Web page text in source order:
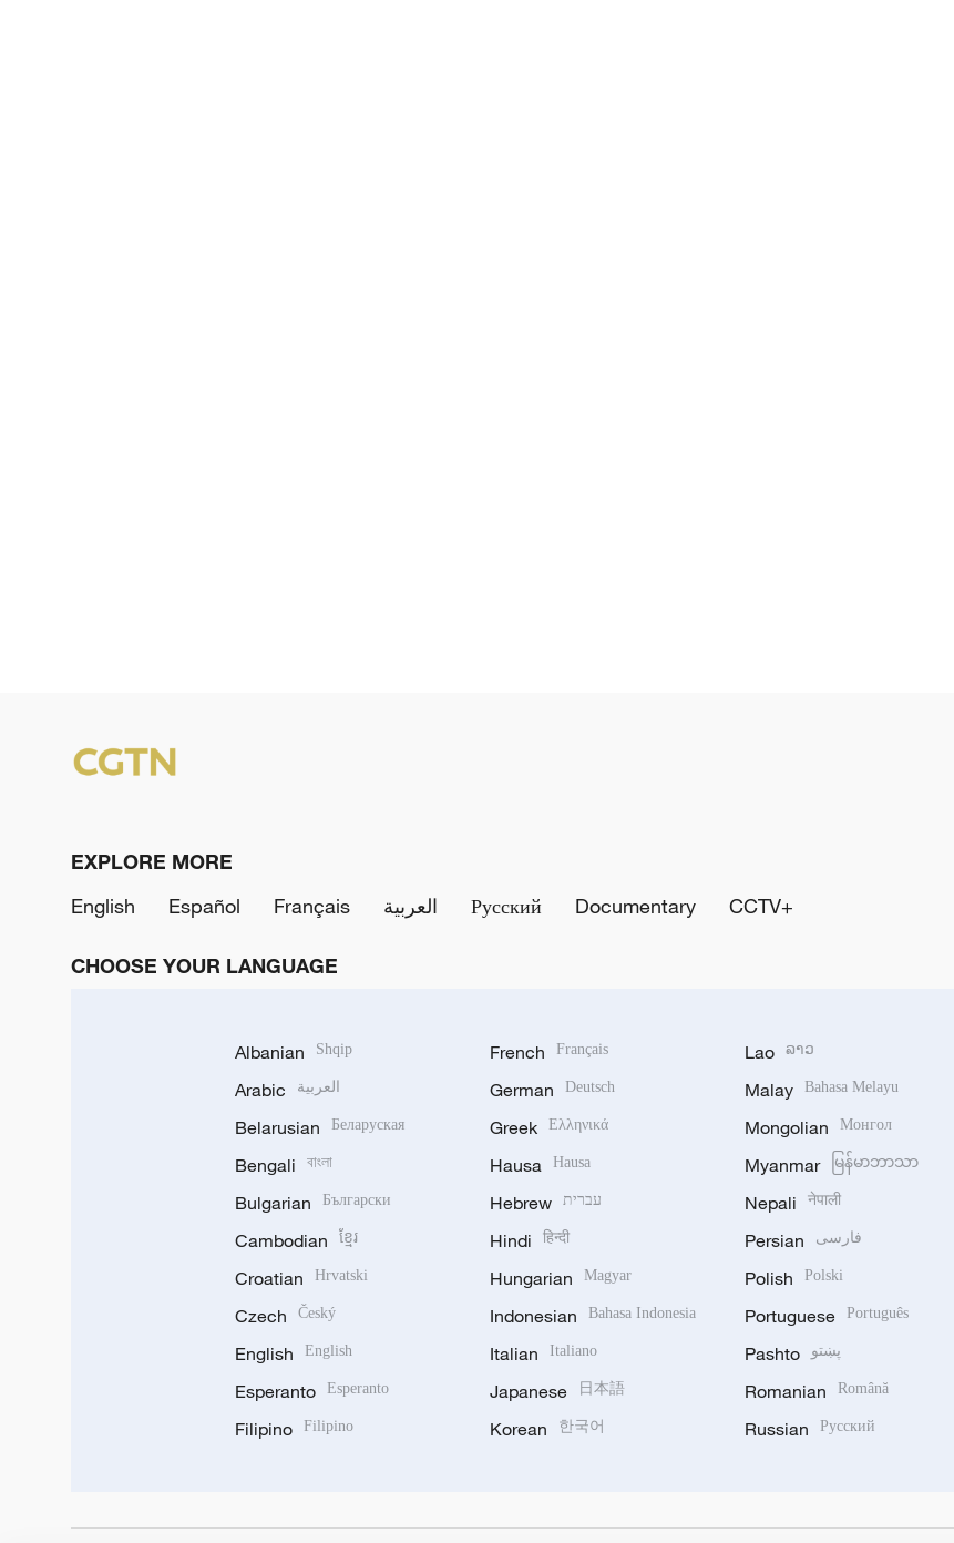
EXPLORE MORE
English
Español Français العربية Русский Documentary CCTV+
CHOOSE YOUR LANGUAGE
Albanian Shqip
Arabic العربية
Belarusian Беларуская
Bengali বাংলা
Bulgarian Български
Cambodian ខ្មែរ
Croatian Hrvatski
Czech Český
English English
Esperanto Esperanto
Filipino Filipino
French Français
German Deutsch
Greek Ελληνικά
Hausa Hausa
Hebrew עברית
Hindi हिन्दी
Hungarian Magyar
Indonesian Bahasa Indonesia
Italian Italiano
Japanese 日本語
Korean 한국어
Lao ລາວ
Malay Bahasa Melayu
Mongolian Монгол
Myanmar မြန်မာဘာသာ
Nepali नेपाली
Persian فارسی
Polish Polski
Portuguese Português
Pashto پښتو
Romanian Română
Russian Русский